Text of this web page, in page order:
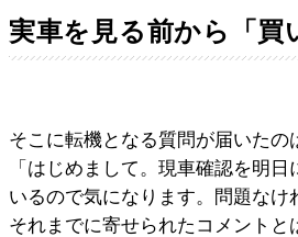
実車を見る前から「買
そこに転機となる質問が届いたの
「はじめまして。現車確認を明
いるので気になります。問題なけ
それまでに寄せられたコメント